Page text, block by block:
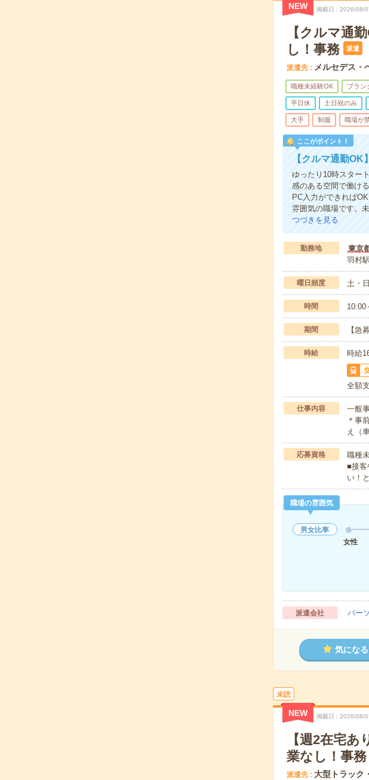
NEW 掲載日 2026/08/
【クルマ通
し！事務
派遣
派遣先 メルセデス・
職種未経験OK ブラン
平日休 土日祝のみ
大手 制服 職場が
ここがポイント！
【クルマ通勤
ゆったり10時スター
感のある空間で働け
PC入力ができれば
雰囲気の職場です。
つづきを見る
勤務地
東京
羽村
曜日頻度 土・
時間
期間 【急
時給 時給
全額
仕事内容
一般
＊事
え（
応募資格
職種
■接客
い！
職場の雰囲気
男女比率
女性
派遣会社 パー
気になる
未読
NEW 掲載日 2026/08/
【週2在宅
業なし！事務
派遣先 大型トラック